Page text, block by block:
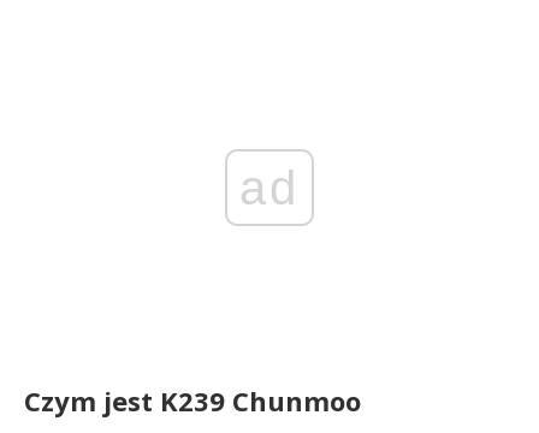
ad
Czym jest K239 Chunmoo